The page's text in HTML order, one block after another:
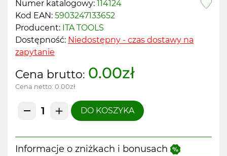
Numer katalogowy: 114124
Kod EAN: 5903247133652
Producent: ITA TOOLS
Dostępność: Niedostępny - czas dostawy na
zapytanie
Cena brutto: 0.00zł
Cena netto: 0.00zł
DO KOSZYKA
Informacje o zniżkach i bonusach